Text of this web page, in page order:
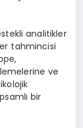
analitikler
tahmincisi
ve
bir